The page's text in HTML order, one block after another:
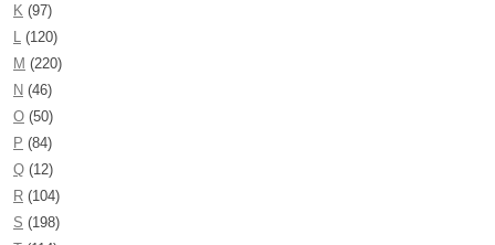
K (97)
(120)
M (220)
N (46)
O (50)
P (84)
Q (12)
R (104)
S (198)